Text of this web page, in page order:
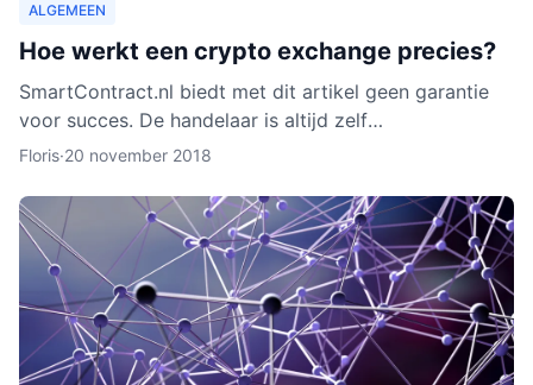
ALGEMEEN
Hoe werkt een crypto exchange precies?
SmartContract.nl biedt met dit artikel geen garantie
voor succes. De handelaar is altijd zelf
verantwoordelijk voor zijn of haar munten. Het is
Floris·20 november 2018